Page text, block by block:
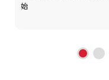
始